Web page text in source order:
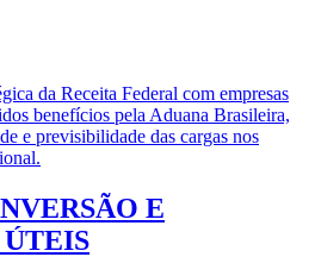
da Receita Federal com empresas
benefícios pela Aduana Brasileira,
e previsibilidade das cargas nos
E